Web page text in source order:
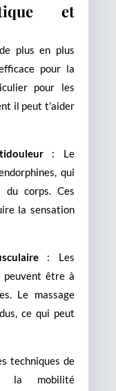
et
plus en plus
pour la
pour les
il peut t’aider
: Le
qui
du corps. Ces
la sensation
: Les
peuvent être à
Le massage
ce qui peut
techniques de
la mobilité